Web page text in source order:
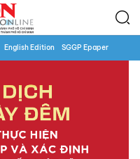
English Edition SGGP Epaper